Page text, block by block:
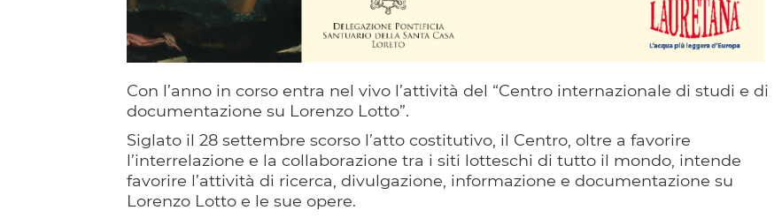
Con l’anno in corso entra nel vivo l’attività del “Centro internazionale di studi e di
documentazione su Lorenzo Lotto”.
Siglato il 28 settembre scorso l’atto costitutivo, il Centro, oltre a favorire
l’interrelazione e la collaborazione tra i siti lotteschi di tutto il mondo, intende
favorire l’attività di ricerca, divulgazione, informazione e documentazione su
Lorenzo Lotto e le sue opere.